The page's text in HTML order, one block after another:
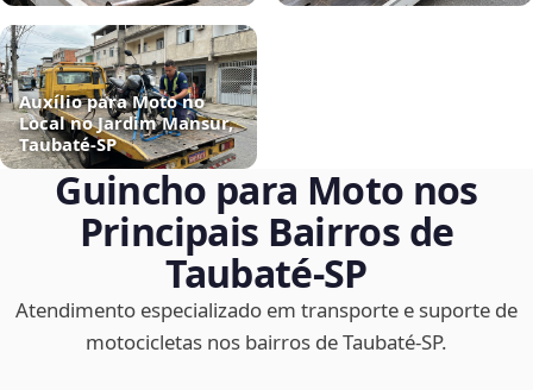
Auxílio para Moto no
Local no Jardim Mansur,
Taubaté‑SP
Guincho para Moto nos
Principais Bairros de
Taubaté‑SP
Atendimento especializado em transporte e suporte de
motocicletas nos bairros de Taubaté‑SP.